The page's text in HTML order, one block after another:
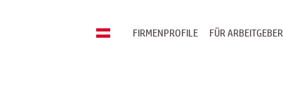
FÜR ARBEITGEBER
FIRMENPROFILE